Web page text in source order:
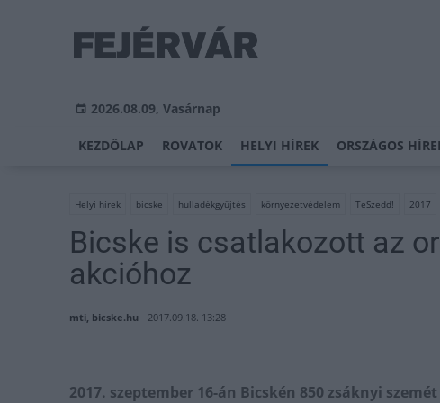
2026.08.09, Vasárnap
KEZDŐLAP ROVATOK HELYI HÍREK ORSZÁGOS
Helyi hírek bicske hulladékgyűjtés környezetvédelem TeSzedd! 2017
Bicske is csatlakozott az
akcióhoz
mti, bicske.hu 2017.09.18. 13:28
2017. szeptember 16-án Bicskén 850 zsáknyi